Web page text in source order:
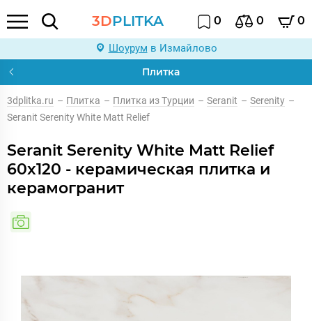
3DPLITKA 0 0 0
Шоурум в Измайлово
Плитка
3dplitka.ru – Плитка – Плитка из Турции – Seranit – Serenity –
Seranit Serenity White Matt Relief
Seranit Serenity White Matt Relief
60x120 - керамическая плитка и
керамогранит